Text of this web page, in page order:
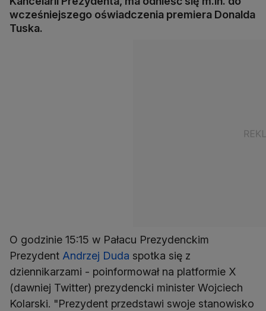
wcześniejszego oświadczenia premiera Donalda
Tuska.
O godzinie 15:15 w Pałacu Prezydenckim
Prezydent Andrzej Duda spotka się z
dziennikarzami - poinformował na platformie X
(dawniej Twitter) prezydencki minister Wojciech
Kolarski. "Prezydent przedstawi swoje stanowisko